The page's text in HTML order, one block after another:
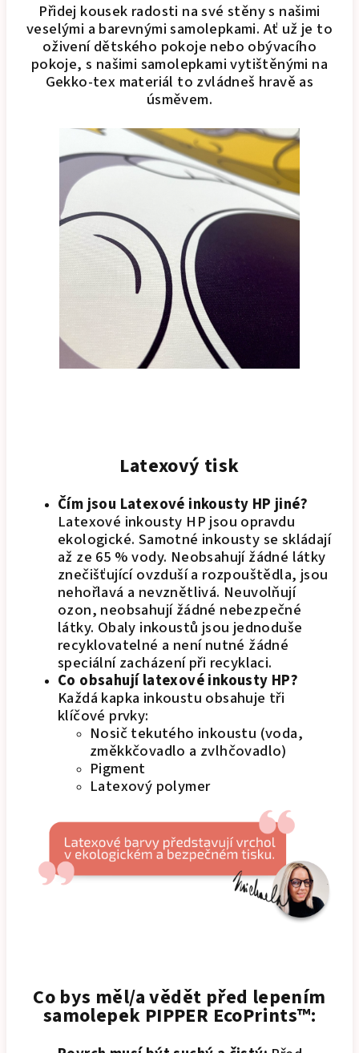
Přidej kousek radosti na své stěny s našimi
veselými a barevnými samolepkami. Ať už je to
oživení dětského pokoje nebo obývacího
pokoje, s našimi samolepkami vytištěnými na
Gekko-tex materiál to zvládneš hravě as
úsměvem.
Latexový tisk
Čím jsou Latexové inkousty HP jiné?
Latexové inkousty HP jsou opravdu
ekologické. Samotné inkousty se skládají
až ze 65 % vody. Neobsahují žádné látky
znečišťující ovzduší a rozpouštědla, jsou
nehořlavá a nevznětlivá. Neuvolňují
ozon, neobsahují žádné nebezpečné
látky. Obaly inkoustů jsou jednoduše
recyklovatelné a není nutné žádné
speciální zacházení při recyklaci.
Co obsahují latexové inkousty HP?
Každá kapka inkoustu obsahuje tři
klíčové prvky:
Nosič tekutého inkoustu (voda,
změkkčovadlo a zvlhčovadlo)
Pigment
Latexový polymer
Co bys měl/a vědět před lepením
samolepek PIPPER EcoPrints™: